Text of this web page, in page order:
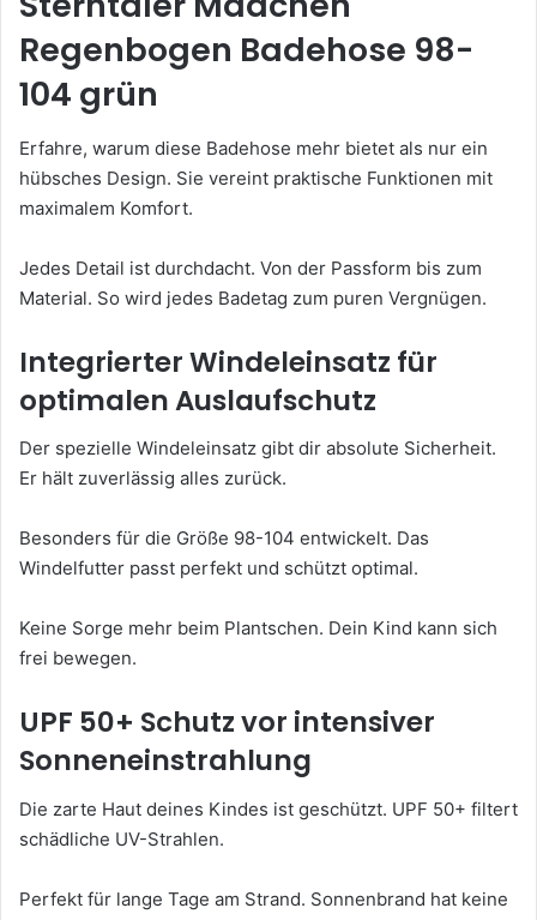
Regenbogen Badehose 98-
104 grün
Erfahre, warum diese Badehose mehr bietet als nur ein
hübsches Design. Sie vereint praktische Funktionen mit
maximalem Komfort.
Jedes Detail ist durchdacht. Von der Passform bis zum
Material. So wird jedes Badetag zum puren Vergnügen.
Integrierter Windeleinsatz für
optimalen Auslaufschutz
Der spezielle Windeleinsatz gibt dir absolute Sicherheit.
Er hält zuverlässig alles zurück.
Besonders für die Größe 98-104 entwickelt. Das
Windelfutter passt perfekt und schützt optimal.
Keine Sorge mehr beim Plantschen. Dein Kind kann sich
frei bewegen.
UPF 50+ Schutz vor intensiver
Sonneneinstrahlung
Die zarte Haut deines Kindes ist geschützt. UPF 50+ filtert
schädliche UV-Strahlen.
Perfekt für lange Tage am Strand. Sonnenbrand hat keine